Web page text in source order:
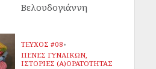
Βελουδογιάννη
ΤΕΥΧΟΣ #08•
ΠΕΝΕΣ ΓΥΝΑΙΚΩΝ,
ΙΣΤΟΡΙΕΣ (Α)ΟΡΑΤΟΤΗΤΑΣ